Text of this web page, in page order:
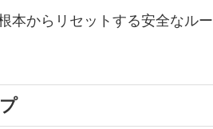
本からリセットする安全なルー